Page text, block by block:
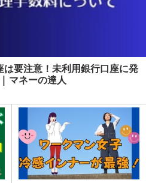
要注意！未利用銀行口座に発
マネーの達人